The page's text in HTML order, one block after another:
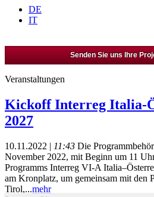
DE
IT
Senden Sie uns Ihre
Veranstaltungen
Kickoff Interreg Italia-
2027
10.11.2022 | 11:43 Die
November 2022, mit Beginn um 11
Programms Interreg VI-A
am Kronplatz, um gemeinsam mit den
Tirol,...mehr